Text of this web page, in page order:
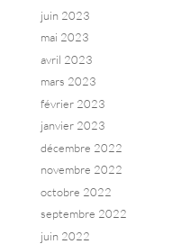
juin 2023
mai 2023
avril 2023
mars 2023
février 2023
janvier 2023
décembre 2022
novembre 2022
octobre 2022
septembre 2022
juin 2022